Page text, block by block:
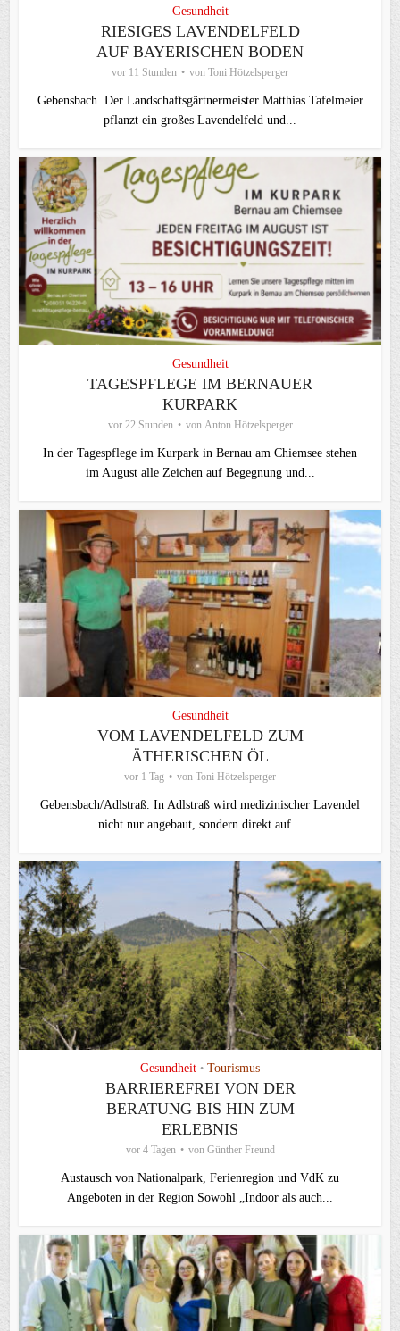
Gesundheit
RIESIGES LAVENDELFELD
AUF BAYERISCHEN BODEN
vor 11 Stunden von Toni Hötzelsperger
Gebensbach. Der Landschaftsgärtnermeister Matthias Tafelmeier
pflanzt ein großes Lavendelfeld und...
Gesundheit
TAGESPFLEGE IM BERNAUER
KURPARK
vor 22 Stunden von Anton Hötzelsperger
In der Tagespflege im Kurpark in Bernau am Chiemsee stehen
im August alle Zeichen auf Begegnung und...
Gesundheit
VOM LAVENDELFELD ZUM
ÄTHERISCHEN ÖL
vor 1 Tag von Toni Hötzelsperger
Gebensbach/Adlstraß. In Adlstraß wird medizinischer Lavendel
nicht nur angebaut, sondern direkt auf...
Gesundheit • Tourismus
BARRIEREFREI VON DER
BERATUNG BIS HIN ZUM
ERLEBNIS
vor 4 Tagen von Günther Freund
Austausch von Nationalpark, Ferienregion und VdK zu
Angeboten in der Region Sowohl „Indoor als auch...